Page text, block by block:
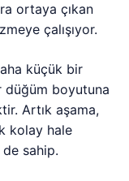
ortaya çıkan
çalışıyor.
küçük bir
düğüm boyutuna
Artık aşama,
kolay hale
sahip.